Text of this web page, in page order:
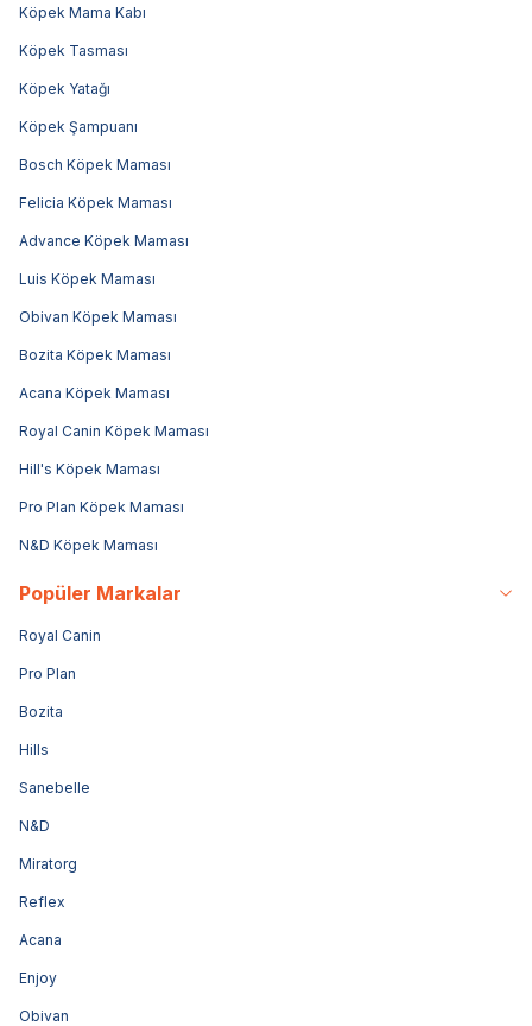
Köpek Mama Kabı
Köpek Tasması
Köpek Yatağı
Köpek Şampuanı
Bosch Köpek Maması
Felicia Köpek Maması
Advance Köpek Maması
Luis Köpek Maması
Obivan Köpek Maması
Bozita Köpek Maması
Acana Köpek Maması
Royal Canin Köpek Maması
Hill's Köpek Maması
Pro Plan Köpek Maması
N&D Köpek Maması
Popüler Markalar
Royal Canin
Pro Plan
Bozita
Hills
Sanebelle
N&D
Miratorg
Reflex
Acana
Enjoy
Obivan